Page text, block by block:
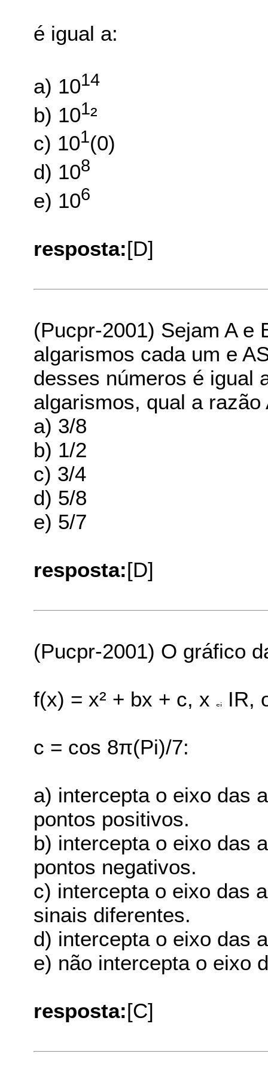
é igual a:
a) 1014
b) 101²
c) 101(0)
d) 108
e) 106
resposta:[D]
(Pucpr-2001) Sejam A e
algarismos cada um e A
desses números é igual
algarismos, qual a razão
a) 3/8
b) 1/2
c) 3/4
d) 5/8
e) 5/7
resposta:[D]
(Pucpr-2001) O gráfico
f(x) = x² + bx + c, x IR,
c = cos 8π(Pi)/7:
a) intercepta o eixo das
pontos positivos.
b) intercepta o eixo das
pontos negativos.
c) intercepta o eixo das
sinais diferentes.
d) intercepta o eixo das
e) não intercepta o eixo
resposta:[C]